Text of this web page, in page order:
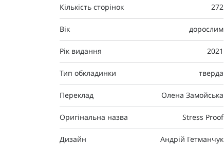
Кількість сторінок 272
Вік дорослим
Рік видання 2021
Тип обкладинки тверда
Переклад Олена Замойська
Оригінальна назва Stress Proof
Дизайн Андрій Гетманчук